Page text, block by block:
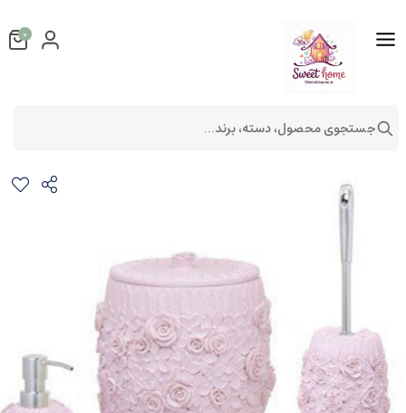
0
جستجوی محصول، دسته، برند...